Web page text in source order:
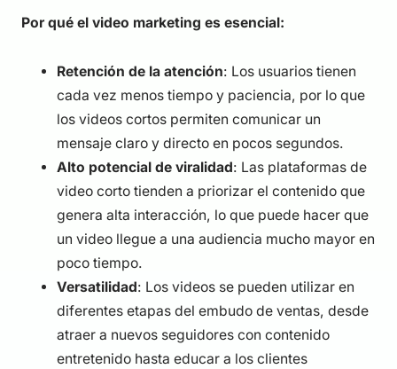
Por qué el video marketing es esencial:
Retención de la atención: Los usuarios tienen
cada vez menos tiempo y paciencia, por lo que
los videos cortos permiten comunicar un
mensaje claro y directo en pocos segundos.
Alto potencial de viralidad: Las plataformas de
video corto tienden a priorizar el contenido que
genera alta interacción, lo que puede hacer que
un video llegue a una audiencia mucho mayor en
poco tiempo.
Versatilidad: Los videos se pueden utilizar en
diferentes etapas del embudo de ventas, desde
atraer a nuevos seguidores con contenido
entretenido hasta educar a los clientes